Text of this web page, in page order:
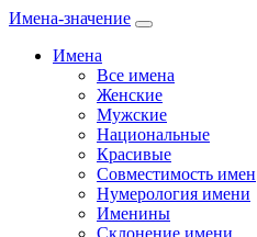
Имена-значение
Имена
Все имена
Женские
Мужские
Национальные
Красивые
Совместимость имен
Нумерология имени
Именины
Склонение имени